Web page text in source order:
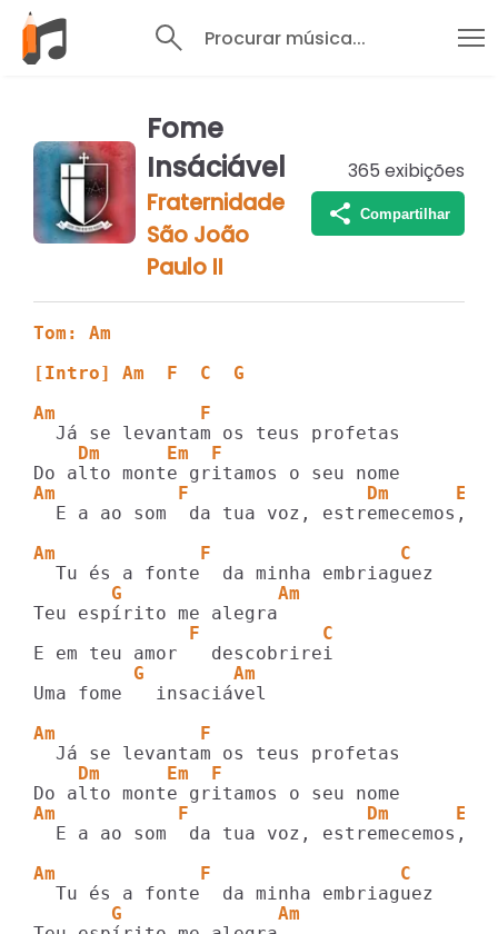
Procurar música...
Fome
Insáciável
Fraternidade
São João
Paulo II
365 exibições
Compartilhar
Tom: Am
[Intro] Am  F  C  G
Am             F
    Dm      Em  F
Am           F                Dm      Em
E a ao som  da tua voz, estremecemos,
Am             F                 C
       G              Am
              F           C
         G        Am
Uma fome   insaciável
Am             F
    Dm      Em  F
Am           F                Dm      Em
E a ao som  da tua voz, estremecemos,
Am             F                 C
       G              Am